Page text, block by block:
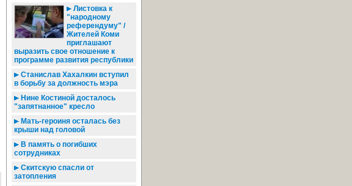
Листовка к
"народному
референдуму" /
Жителей Коми
приглашают
выразить свое отношение к
программе развития республики
Станислав Хахалкин вступил
в борьбу за должность мэра
Нине Костиной досталось
"запятнанное" кресло
Мать-героиня осталась без
крыши над головой
В память о погибших
сотрудниках
Скитскую спасли от
затопления